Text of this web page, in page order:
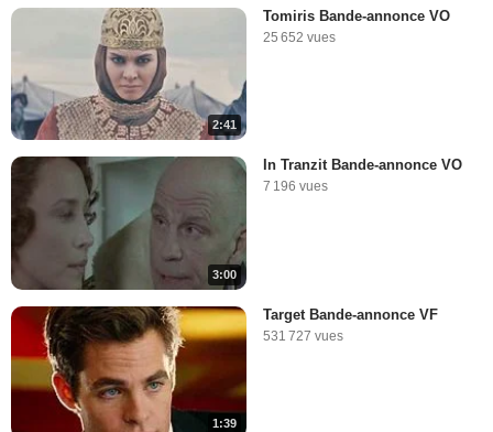
2:41
Tomiris Bande-annonce VO
25 652 vues
3:00
In Tranzit Bande-annonce VO
7 196 vues
1:39
Target Bande-annonce VF
531 727 vues